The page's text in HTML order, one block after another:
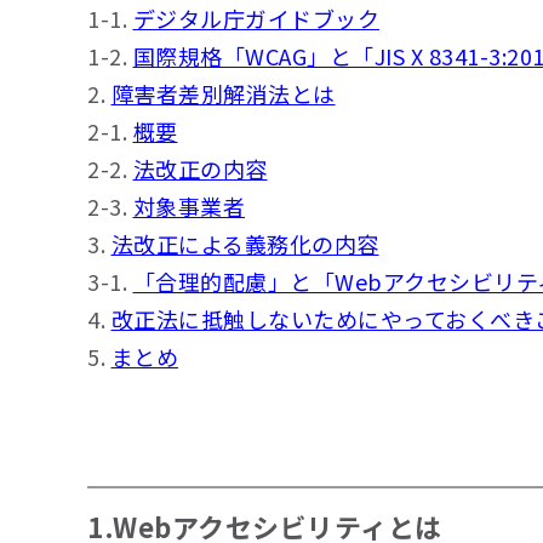
1-1. デジタル庁ガイドブック
1-2. 国際規格「WCAG」と「JIS X 8341-
2. 障害者差別解消法とは
2-1. 概要
2-2. 法改正の内容
2-3. 対象事業者
3. 法改正による義務化の内容
3-1.
「合理的配慮」と「Webアクセシビリテ
4. 改正法に抵触しないためにやっておくべき
5. まとめ
1.Webアクセシビリティとは